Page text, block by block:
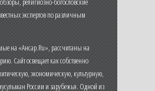
экспертов по различным
на «Ансар.Ru», рассчитаны на
Сайт освещает как собственно
экономическую, культурную,
России и зарубежья. Одной из